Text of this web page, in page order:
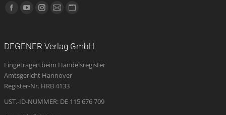
Finden Sie uns auf:
Facebook
new
window
YouTube
new
window
Instagram
new
window
E-
opens
in
new
Website
new
DEGENER Verlag GmbH
Eingetragen beim Handelsregister
Amtsgericht Hannover
Register-Nr. HRB 4133
UST.-ID-NUMMER: DE 115 676 709